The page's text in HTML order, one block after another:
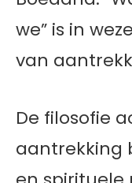
we” is in
van
De filosofie
aantrekking